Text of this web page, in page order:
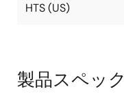
HTS (US)
製品スペック